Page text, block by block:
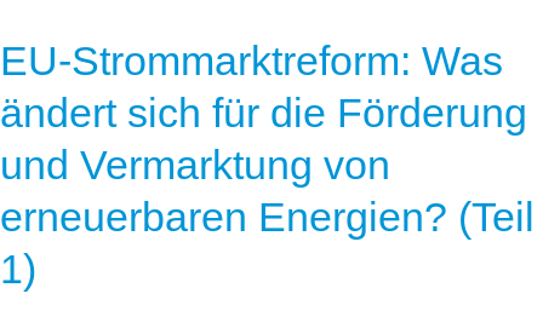
EU-Strommarktreform: Was
ändert sich für die Förderung
und Vermarktung von
erneuerbaren Energien? (Teil
1)